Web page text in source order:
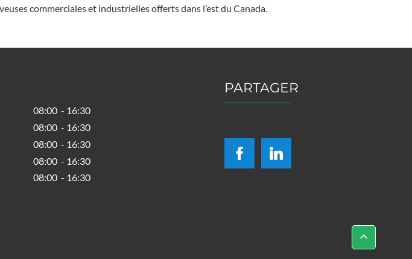
commerciales et industrielles offerts dans l’est du Canada.
08:00 - 16:30
08:00 - 16:30
08:00 - 16:30
08:00 - 16:30
08:00 - 16:30
PARTAGER